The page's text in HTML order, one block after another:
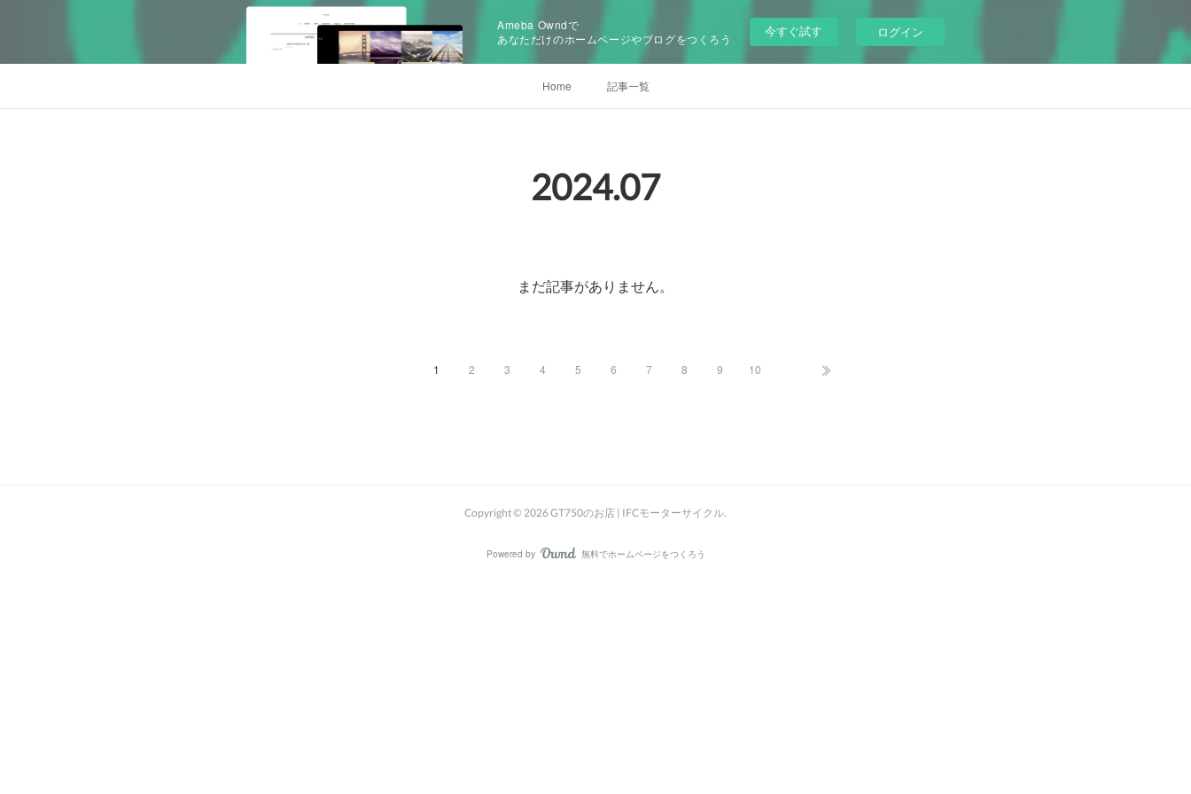
Ameba Owndで
あなただけのホームページやブログをつくろう
今すぐ試す ログイン
Home 記事一覧
2024.07
まだ記事がありません。
1 2 3 4 5 6 7 8 9 10
Copyright © 2026GT750のお店 | IFCモーターサイクル.
Powered by AmebaOwnd
無料でホームページをつくろう